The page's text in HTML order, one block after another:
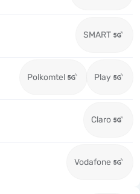
SMART
Polkomtel Play
Claro
Vodafone